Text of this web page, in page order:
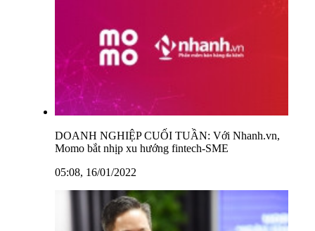
DOANH NGHIỆP CUỐI TUẦN: Với Nhanh.vn,
Momo bắt nhịp xu hướng fintech-SME
05:08, 16/01/2022